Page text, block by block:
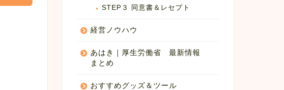
STEP３ 同意書＆レセプト
経営ノウハウ
あはき｜厚生労働省 最新情報
まとめ
おすすめグッズ＆ツール